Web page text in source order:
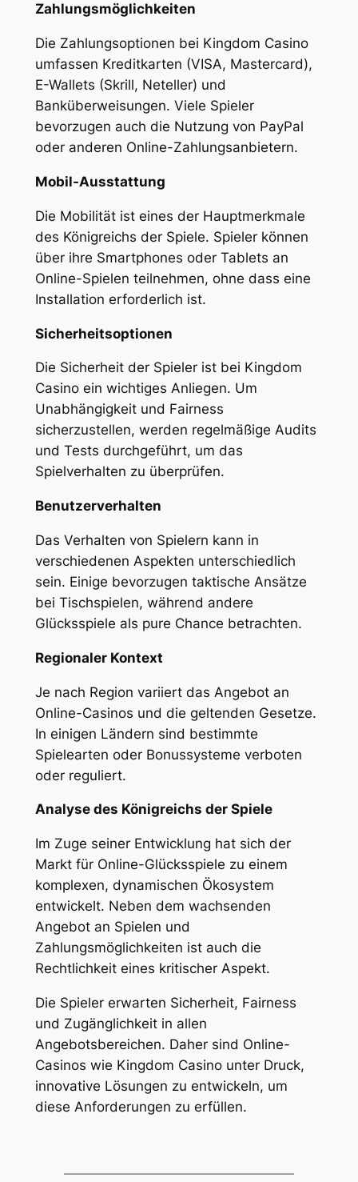
Zahlungsmöglichkeiten
Die Zahlungsoptionen bei Kingdom Casino
umfassen Kreditkarten (VISA, Mastercard),
E-Wallets (Skrill, Neteller) und
Banküberweisungen. Viele Spieler
bevorzugen auch die Nutzung von PayPal
oder anderen Online-Zahlungsanbietern.
Mobil-Ausstattung
Die Mobilität ist eines der Hauptmerkmale
des Königreichs der Spiele. Spieler können
über ihre Smartphones oder Tablets an
Online-Spielen teilnehmen, ohne dass eine
Installation erforderlich ist.
Sicherheitsoptionen
Die Sicherheit der Spieler ist bei Kingdom
Casino ein wichtiges Anliegen. Um
Unabhängigkeit und Fairness
sicherzustellen, werden regelmäßige Audits
und Tests durchgeführt, um das
Spielverhalten zu überprüfen.
Benutzerverhalten
Das Verhalten von Spielern kann in
verschiedenen Aspekten unterschiedlich
sein. Einige bevorzugen taktische Ansätze
bei Tischspielen, während andere
Glücksspiele als pure Chance betrachten.
Regionaler Kontext
Je nach Region variiert das Angebot an
Online-Casinos und die geltenden Gesetze.
In einigen Ländern sind bestimmte
Spielearten oder Bonussysteme verboten
oder reguliert.
Analyse des Königreichs der Spiele
Im Zuge seiner Entwicklung hat sich der
Markt für Online-Glücksspiele zu einem
komplexen, dynamischen Ökosystem
entwickelt. Neben dem wachsenden
Angebot an Spielen und
Zahlungsmöglichkeiten ist auch die
Rechtlichkeit eines kritischer Aspekt.
Die Spieler erwarten Sicherheit, Fairness
und Zugänglichkeit in allen
Angebotsbereichen. Daher sind Online-
Casinos wie Kingdom Casino unter Druck,
innovative Lösungen zu entwickeln, um
diese Anforderungen zu erfüllen.